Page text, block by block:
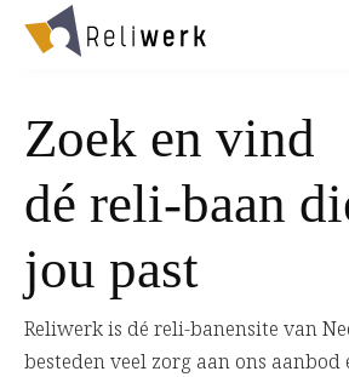
Zoek en vind
dé reli-baan
jou past
Reliwerk is dé reli-banensite van
besteden veel zorg aan ons aanbod